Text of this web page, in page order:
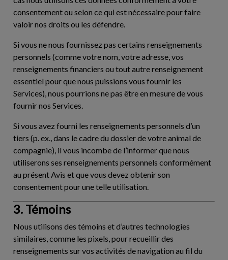
consentement ou selon ce qui est nécessaire pour faire
valoir nos droits ou les défendre.
Si vous ne nous fournissez pas certains renseignements
personnels (comme votre nom, votre adresse, vos
renseignements financiers ou tout autre renseignement
essentiel pour que nous puissions vous fournir les
Services), nous pourrions ne pas être en mesure de vous
fournir nos Services.
Si vous avez fourni les renseignements personnels d’un
tiers (p. ex., dans le cadre du dossier de votre animal de
compagnie), il vous incombe de l’informer que nous
utiliserons ses renseignements personnels conformément
au présent Avis et que vous devez obtenir son
consentement pour une telle utilisation.
3. Témoins
Nous utilisons des témoins et d’autres technologies
similaires, comme les pixels, pour recueillir des
renseignements sur vos activités de navigation au fil du